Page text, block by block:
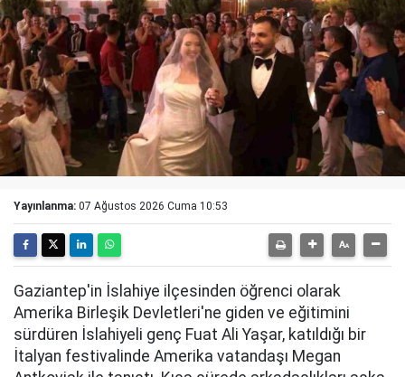
Yayınlanma: 07 Ağustos 2026 Cuma 10:53
Gaziantep'in İslahiye ilçesinden öğrenci olarak
Amerika Birleşik Devletleri'ne giden ve eğitimini
sürdüren İslahiyeli genç Fuat Ali Yaşar, katıldığı bir
İtalyan festivalinde Amerika vatandaşı Megan